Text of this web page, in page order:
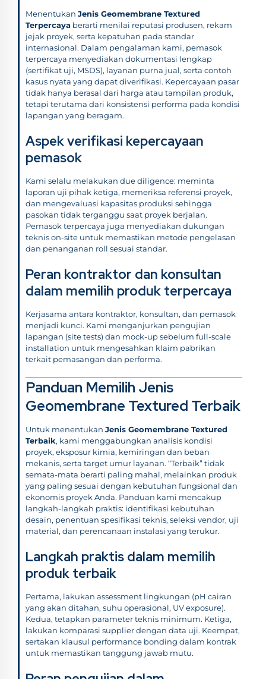
Menentukan Jenis Geomembrane Textured
Terpercaya berarti menilai reputasi produsen, rekam
jejak proyek, serta kepatuhan pada standar
internasional. Dalam pengalaman kami, pemasok
terpercaya menyediakan dokumentasi lengkap
(sertifikat uji, MSDS), layanan purna jual, serta contoh
kasus nyata yang dapat diverifikasi. Kepercayaan pasar
tidak hanya berasal dari harga atau tampilan produk,
tetapi terutama dari konsistensi performa pada kondisi
lapangan yang beragam.
Aspek verifikasi kepercayaan
pemasok
Kami selalu melakukan due diligence: meminta
laporan uji pihak ketiga, memeriksa referensi proyek,
dan mengevaluasi kapasitas produksi sehingga
pasokan tidak terganggu saat proyek berjalan.
Pemasok terpercaya juga menyediakan dukungan
teknis on-site untuk memastikan metode pengelasan
dan penanganan roll sesuai standar.
Peran kontraktor dan konsultan
dalam memilih produk terpercaya
Kerjasama antara kontraktor, konsultan, dan pemasok
menjadi kunci. Kami menganjurkan pengujian
lapangan (site tests) dan mock-up sebelum full-scale
installation untuk mengesahkan klaim pabrikan
terkait pemasangan dan performa.
Panduan Memilih Jenis
Geomembrane Textured Terbaik
Untuk menentukan Jenis Geomembrane Textured
Terbaik, kami menggabungkan analisis kondisi
proyek, eksposur kimia, kemiringan dan beban
mekanis, serta target umur layanan. “Terbaik” tidak
semata-mata berarti paling mahal, melainkan produk
yang paling sesuai dengan kebutuhan fungsional dan
ekonomis proyek Anda. Panduan kami mencakup
langkah-langkah praktis: identifikasi kebutuhan
desain, penentuan spesifikasi teknis, seleksi vendor, uji
material, dan perencanaan instalasi yang terukur.
Langkah praktis dalam memilih
produk terbaik
Pertama, lakukan assessment lingkungan (pH cairan
yang akan ditahan, suhu operasional, UV exposure).
Kedua, tetapkan parameter teknis minimum. Ketiga,
lakukan komparasi supplier dengan data uji. Keempat,
sertakan klausul performance bonding dalam kontrak
untuk memastikan tanggung jawab mutu.